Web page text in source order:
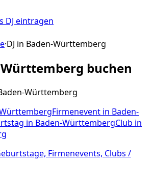
DJ eintragen
·DJ in Baden-Württemberg
buchen
Württemberg
Firmenevent in Baden-
in Baden-WürttembergClub in
Firmenevents, Clubs /